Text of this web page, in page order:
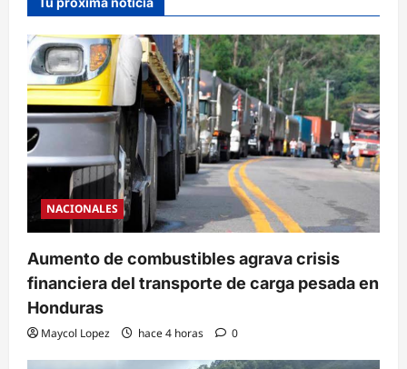
NACIONALES
Aumento de combustibles agrava crisis
financiera del transporte de carga pesada en
Honduras
Maycol Lopez hace 4 horas 0